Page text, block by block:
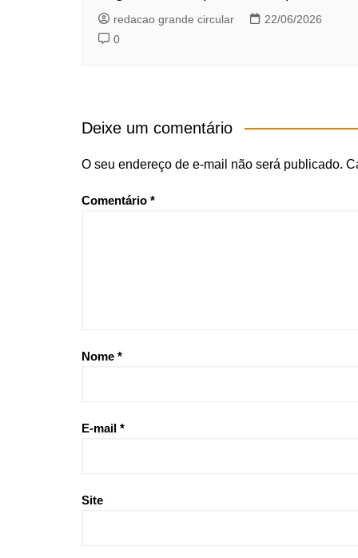
redacao grande circular
22/06/2026
0
Deixe um comentário
O seu endereço de e-mail não será publicado.
Comentário *
Nome *
E-mail *
Site